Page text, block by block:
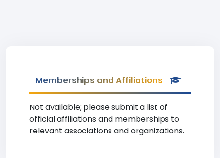
Memberships and Affiliations
Not available; please submit a list of
official affiliations and memberships to
relevant associations and organizations.